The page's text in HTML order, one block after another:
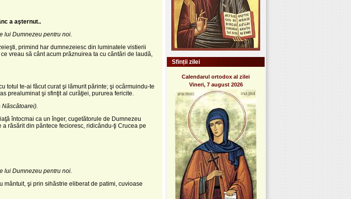
a aşternut..
lui Dumnezeu pentru noi.
primind har dumnezeiesc din luminatele vistierii
vreau să cânt acum prăznuirea ta cu cântări de laudă,
totul te-ai făcut curat şi lămurit părinte; şi ocârmuindu-te
prealuminat şi sfinţit al curăţiei, pururea fericite.
întocmai ca un înger, cugetătorule de Dumnezeu
răsărit din pântece fecioresc, ridicându-ţi Crucea pe
lui Dumnezeu pentru noi.
mântuit, şi prin sihăstrie eliberat de patimi, cuvioase
Sfinții zilei
Calendarul ortodox al zilei
Vineri, 7 august 2026